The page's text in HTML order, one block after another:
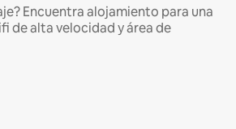
Encuentra alojamiento para una
de alta velocidad y área de